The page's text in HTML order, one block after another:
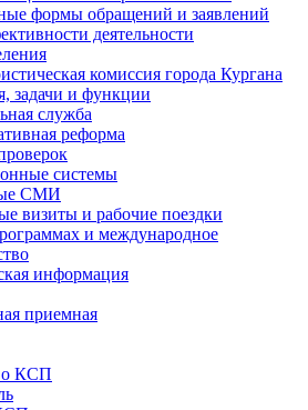
формы обращений и заявлений
деятельности
комиссия города Кургана
задачи и функции
служба
реформа
системы
СМИ
визиты и рабочие поездки
и международное
информация
приемная
о КСП